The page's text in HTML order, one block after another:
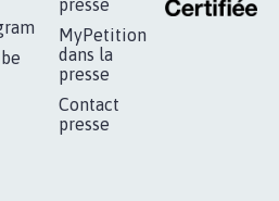
presse
MyPetition
dans la
presse
Contact
presse